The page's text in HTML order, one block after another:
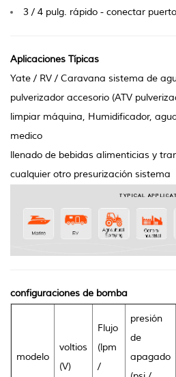
3 / 4 pulg. rápido - conectar
Aplicaciones Típicas
Yate / RV / Caravana sistema de
pulverizador accesorio (ATV
limpiar máquina, Humidificador,
medico
llenado de bebidas alimenticias y
cualquier otro presurización sistema
configuraciones de bomba
modelo
voltios
(V)
Flujo
(lpm
/
presión
de
apagado